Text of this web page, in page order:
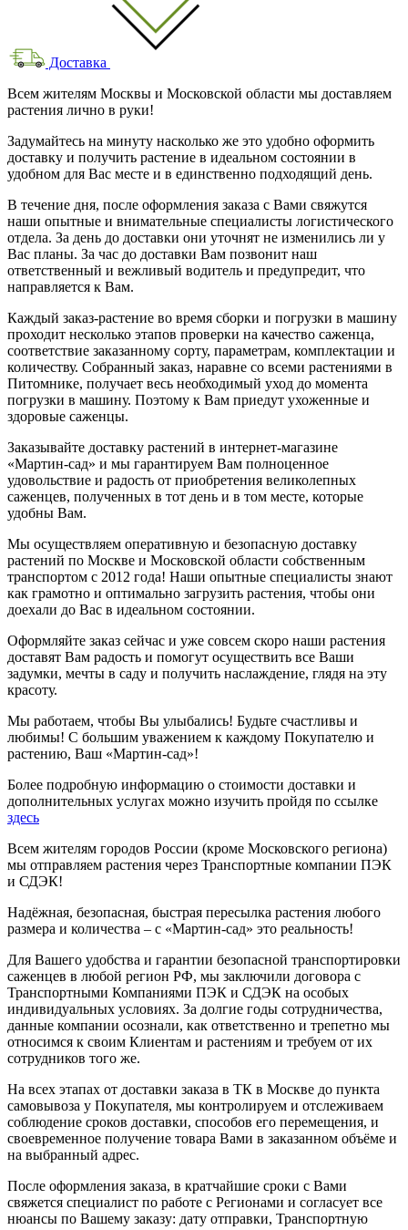
Доставка
Всем жителям Москвы и Московской области мы доставляем
растения лично в руки!
Задумайтесь на минуту насколько же это удобно оформить
доставку и получить растение в идеальном состоянии в
удобном для Вас месте и в единственно подходящий день.
В течение дня, после оформления заказа с Вами свяжутся
наши опытные и внимательные специалисты логистического
отдела. За день до доставки они уточнят не изменились ли у
Вас планы. За час до доставки Вам позвонит наш
ответственный и вежливый водитель и предупредит, что
направляется к Вам.
Каждый заказ-растение во время сборки и погрузки в машину
проходит несколько этапов проверки на качество саженца,
соответствие заказанному сорту, параметрам, комплектации и
количеству. Собранный заказ, наравне со всеми растениями в
Питомнике, получает весь необходимый уход до момента
погрузки в машину. Поэтому к Вам приедут ухоженные и
здоровые саженцы.
Заказывайте доставку растений в интернет-магазине
«Мартин-сад» и мы гарантируем Вам полноценное
удовольствие и радость от приобретения великолепных
саженцев, полученных в тот день и в том месте, которые
удобны Вам.
Мы осуществляем оперативную и безопасную доставку
растений по Москве и Московской области собственным
транспортом с 2012 года! Наши опытные специалисты знают
как грамотно и оптимально загрузить растения, чтобы они
доехали до Вас в идеальном состоянии.
Оформляйте заказ сейчас и уже совсем скоро наши растения
доставят Вам радость и помогут осуществить все Ваши
задумки, мечты в саду и получить наслаждение, глядя на эту
красоту.
Мы работаем, чтобы Вы улыбались! Будьте счастливы и
любимы! С большим уважением к каждому Покупателю и
растению, Ваш «Мартин-сад»!
Более подробную информацию о стоимости доставки и
дополнительных услугах можно изучить пройдя по ссылке
здесь
Всем жителям городов России (кроме Московского региона)
мы отправляем растения через Транспортные компании ПЭК
и СДЭК!
Надёжная, безопасная, быстрая пересылка растения любого
размера и количества – с «Мартин-сад» это реальность!
Для Вашего удобства и гарантии безопасной транспортировки
саженцев в любой регион РФ, мы заключили договора с
Транспортными Компаниями ПЭК и СДЭК на особых
индивидуальных условиях. За долгие годы сотрудничества,
данные компании осознали, как ответственно и трепетно мы
относимся к своим Клиентам и растениям и требуем от их
сотрудников того же.
На всех этапах от доставки заказа в ТК в Москве до пункта
самовывоза у Покупателя, мы контролируем и отслеживаем
соблюдение сроков доставки, способов его перемещения, и
своевременное получение товара Вами в заказанном объёме и
на выбранный адрес.
После оформления заказа, в кратчайшие сроки с Вами
свяжется специалист по работе с Регионами и согласует все
нюансы по Вашему заказу: дату отправки, Транспортную